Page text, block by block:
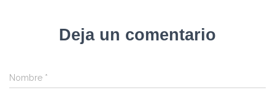
Deja un comentario
Nombre *